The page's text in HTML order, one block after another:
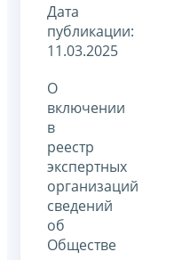
Дата
публикации:
11.03.2025
О
включении
в
реестр
экспертных
организаций
сведений
об
Обществе